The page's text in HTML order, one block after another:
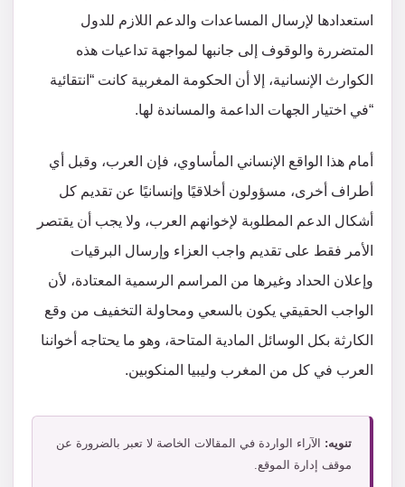
استعدادها لإرسال المساعدات والدعم اللازم للدول
المتضررة والوقوف إلى جانبها لمواجهة تداعيات هذه
الكوارث الإنسانية، إلا أن الحكومة المغربية كانت “انتقائية
“في اختيار الجهات الداعمة والمساندة لها.
أمام هذا الواقع الإنساني المأساوي، فإن العرب، وقبل أي
أطراف أخرى، مسؤولون أخلاقيًا وإنسانيًا عن تقديم كل
أشكال الدعم المطلوبة لإخوانهم العرب، ولا يجب أن يقتصر
الأمر فقط على تقديم واجب العزاء وإرسال البرقيات
وإعلان الحداد وغيرها من المراسم الرسمية المعتادة، لأن
الواجب الحقيقي يكون بالسعي ومحاولة التخفيف من وقع
الكارثة بكل الوسائل المادية المتاحة، وهو ما يحتاجه أخواننا
العرب في كل من المغرب وليبيا المنكوبين.
تنويه: الآراء الواردة في المقالات الخاصة لا تعبر بالضرورة عن
موقف إدارة الموقع.